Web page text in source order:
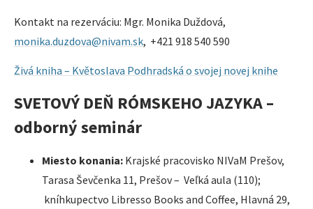
Kontakt na rezerváciu: Mgr. Monika Duždová,
monika.duzdova@nivam.sk, +421 918 540 590
Živá kniha – Květoslava Podhradská o svojej novej knihe
SVETOVÝ DEŇ RÓMSKEHO JAZYKA –
odborný seminár
Miesto konania: Krajské pracovisko NIVaM Prešov,
Tarasa Ševčenka 11, Prešov – Veľká aula (110);
kníhkupectvo Libresso Books and Coffee, Hlavná 29,